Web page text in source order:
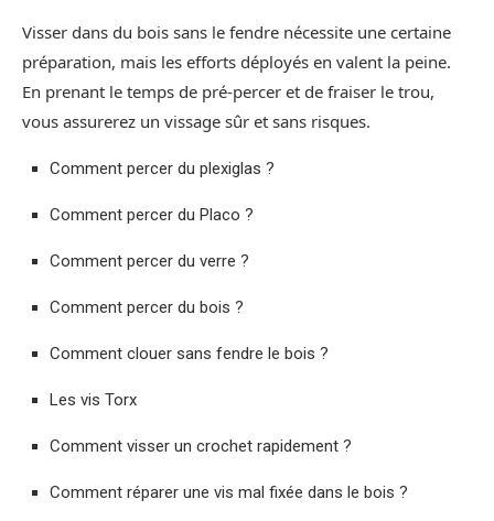
Visser dans du bois sans le fendre nécessite une certaine
préparation, mais les efforts déployés en valent la peine.
En prenant le temps de pré-percer et de fraiser le trou,
vous assurerez un vissage sûr et sans risques.
Comment percer du plexiglas ?
Comment percer du Placo ?
Comment percer du verre ?
Comment percer du bois ?
Comment clouer sans fendre le bois ?
Les vis Torx
Comment visser un crochet rapidement ?
Comment réparer une vis mal fixée dans le bois ?